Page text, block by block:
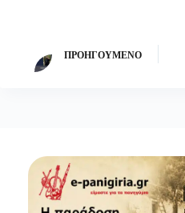
ΠΡΟΗΓΟΎΜΕΝΟ